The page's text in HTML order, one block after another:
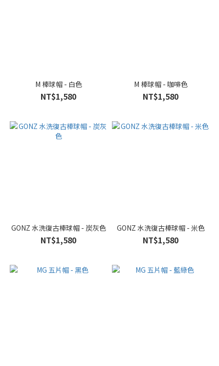
M 棒球帽 - 白色
NT$1,580
M 棒球帽 - 咖啡色
NT$1,580
GONZ 水洗復古棒球帽 - 炭灰色
NT$1,580
GONZ 水洗復古棒球帽 - 米色
NT$1,580